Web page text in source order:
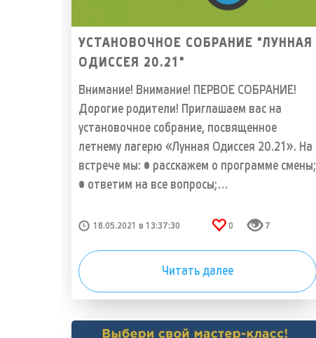
УСТАНОВОЧНОЕ СОБРАНИЕ "ЛУННАЯ
ОДИССЕЯ 20.21"
Внимание! Внимание! ПЕРВОЕ СОБРАНИЕ!
Дорогие родители! Приглашаем вас на
установочное собрание, посвященное
летнему лагерю «Лунная Одиссея 20.21». На
встрече мы: • расскажем о программе смены;
• ответим на все вопросы;…
18.05.2021 в 13:37:30 0 7
Читать далее